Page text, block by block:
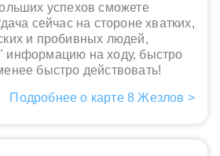
успехов сможете
сейчас на стороне хватких,
и пробивных людей,
информацию на ходу, быстро
быстро действовать!
Подробнее о карте 8 Жезлов >